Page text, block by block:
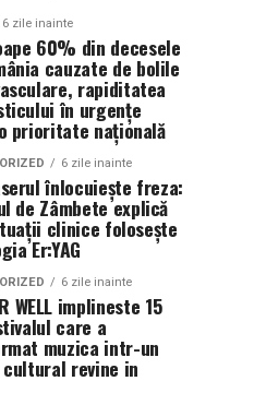
6 zile inainte
60% din decesele
cauzate de bolile
rapiditatea
în urgențe
prioritate națională
6 zile inainte
înlocuiește freza:
de Zâmbete explică
clinice folosește
Er:YAG
6 zile inainte
WELL implineste 15
care a
muzica intr-un
cultural revine in